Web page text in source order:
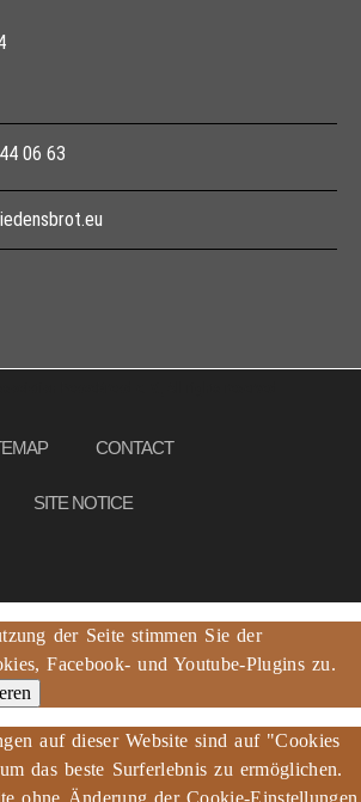
06 63
CONTACT
SITE NOTICE
der Seite stimmen Sie der
Facebook- und Youtube-Plugins zu.
auf dieser Website sind auf "Cookies
das beste Surferlebnis zu ermöglichen.
ohne Änderung der Cookie-Einstellungen